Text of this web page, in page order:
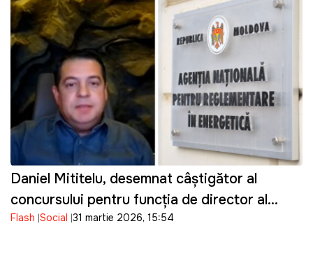
Daniel Mititelu, desemnat câștigător al
concursului pentru funcția de director al
ANRE
Flash Social 31 martie 2026, 15:54